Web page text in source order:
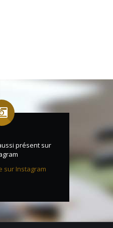
présent sur
sur Instagram